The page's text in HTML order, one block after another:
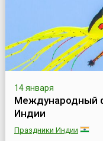
14 января
Международный
Индии
Праздники Индии